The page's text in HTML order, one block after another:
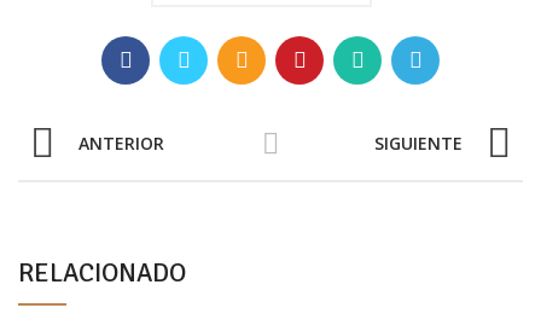
ANTERIOR SIGUIENTE
RELACIONADO